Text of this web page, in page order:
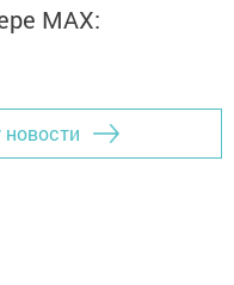
MАХ:
новости